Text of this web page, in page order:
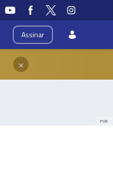
Assinar
×
PUB